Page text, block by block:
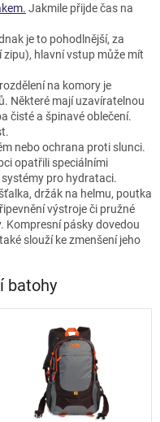
Jakmile přijde čas na
je to pohodlnější, za
hlavní vstup může mít
na komory je
Některé mají uzavíratelnou
čisté a špinavé oblečení.
nebo ochrana proti slunci.
opatřili speciálními
pro hydrataci.
držák na helmu, poutka
výstroje či pružné
Kompresní pásky dovedou
slouží ke zmenšení jeho
batohy